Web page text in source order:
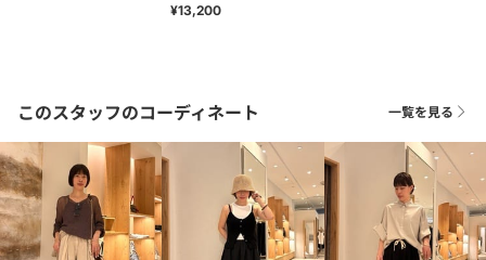
¥13,200
このスタッフのコーディネート 一覧を見る